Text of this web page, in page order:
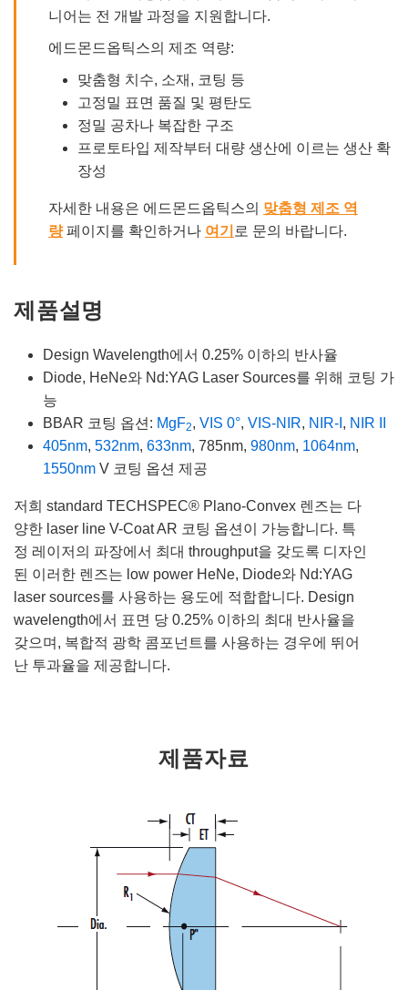
니어는 전 개발 과정을 지원합니다.
에드몬드옵틱스의 제조 역량:
맞춤형 치수, 소재, 코팅 등
고정밀 표면 품질 및 평탄도
정밀 공차나 복잡한 구조
프로토타입 제작부터 대량 생산에 이르는 생산 확
장성
자세한 내용은 에드몬드옵틱스의 맞춤형 제조 역
량페이지를 확인하거나 여기 로 문의 바랍니다.
제품설명
Design Wavelength에서 0.25% 이하의 반사율
Diode, HeNe와 Nd:YAG Laser Sources를 위해 코팅 가
능
BBAR 코팅 옵션: MgF2, VIS 0°, VIS-NIR, NIR-I , NIR II
405nm, 532nm, 633nm, 785nm, 980nm, 1064nm,
1550nm V 코팅 옵션 제공
저희 standard TECHSPEC® Plano-Convex 렌즈는 다
양한 laser line V-Coat AR 코팅 옵션이 가능합니다. 특
정 레이저의 파장에서 최대 throughput을 갖도록 디자인
된 이러한 렌즈는 low power HeNe, Diode와 Nd:YAG
laser sources를 사용하는 용도에 적합합니다. Design
wavelength에서 표면 당 0.25% 이하의 최대 반사율을
갖으며, 복합적 광학 콤포넌트를 사용하는 경우에 뛰어
난 투과율을 제공합니다.
제품자료